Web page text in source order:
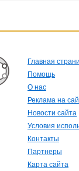
Главная
Помощь
О нас
Реклама на
Новости сайта
Условия
Контакты
Партнеры
Карта сайта